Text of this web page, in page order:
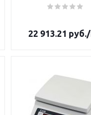
22 913.21 руб.